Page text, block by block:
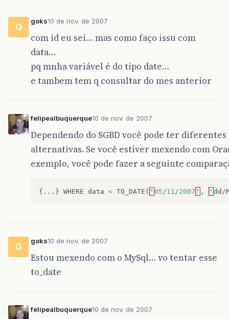
G
goks10 de nov. de 2007
com id eu sei… mas como faço issu com
data…
pq mnha variável é do tipo date…
e tambem tem q consultar do mes anterior
felipealbuquerque10 de nov. de 2007
Dependendo do SGBD você pode ter diferentes
alternativas. Se você estiver mexendo com
exemplo, você pode fazer a seguinte
{...} WHERE data < TO_DATE ( ' 05 /11 /2007 ' , ' dd /
G
goks10 de nov. de 2007
Estou mexendo com o MySql… vo tentar esse
to_date
felipealbuquerque10 de nov. de 2007